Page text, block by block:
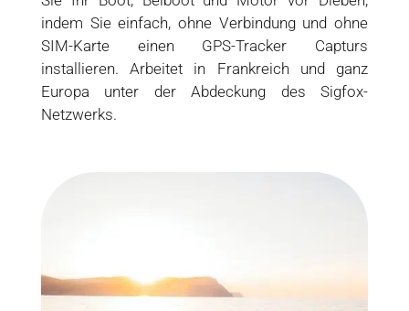
indem Sie einfach, ohne Verbindung und ohne
SIM-Karte einen GPS-Tracker Capturs
installieren. Arbeitet in Frankreich und ganz
Europa unter der Abdeckung des Sigfox-
Netzwerks.